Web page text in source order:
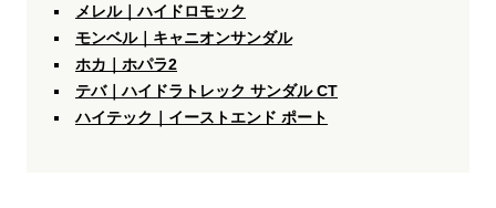
メレル｜ハイドロモック
モンベル｜キャニオンサンダル
ホカ｜ホパラ2
テバ｜ハイドラトレック サンダル CT
ハイテック｜イーストエンド ポート